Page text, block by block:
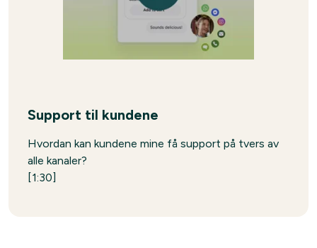
Support til kundene
Hvordan kan kundene mine få support på tvers av
alle kanaler?
[1:30]